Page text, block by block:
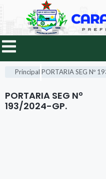
Principal PORTARIA SEG Nº
PORTARIA SEG Nº
193/2024-GP.